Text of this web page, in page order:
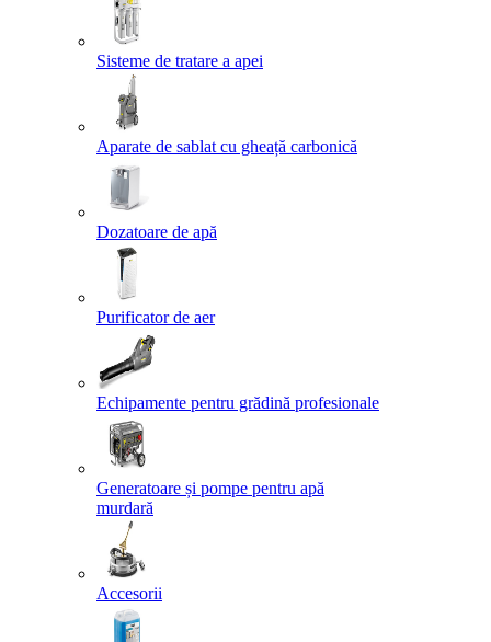
Sisteme de tratare a apei
Aparate de sablat cu gheață carbonică
Dozatoare de apă
Purificator de aer
Echipamente pentru grădină profesionale
Generatoare și pompe pentru apă
murdară
Accesorii